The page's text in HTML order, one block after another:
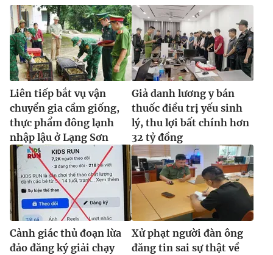
Liên tiếp bắt vụ vận
chuyển gia cầm giống,
thực phẩm đông lạnh
nhập lậu ở Lạng Sơn
Giả danh lương y bán
thuốc điều trị yếu sinh
lý, thu lợi bất chính hơn
32 tỷ đồng
Cảnh giác thủ đoạn lừa
đảo đăng ký giải chạy
Xử phạt người đàn ông
đăng tin sai sự thật về